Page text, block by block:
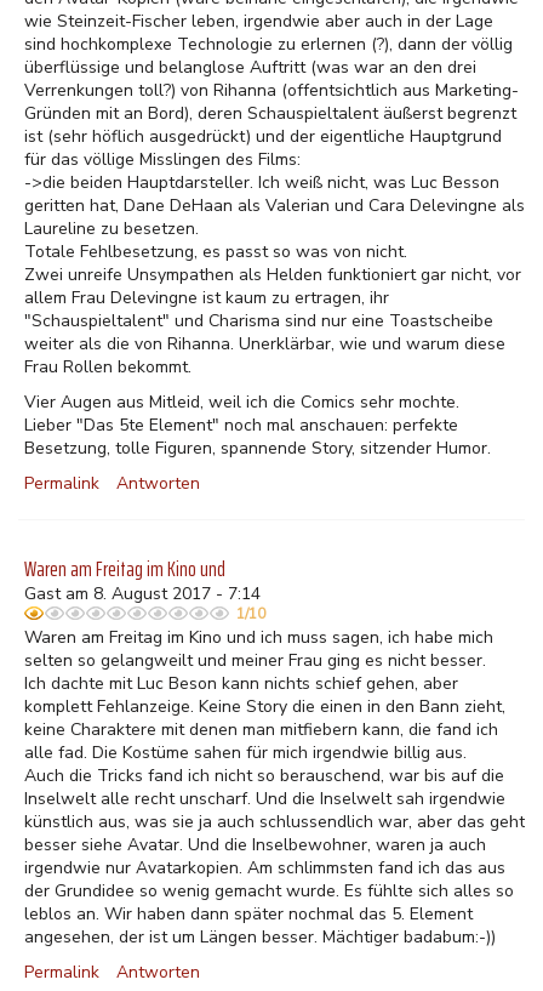
wie Steinzeit-Fischer leben, irgendwie aber auch in der Lage
sind hochkomplexe Technologie zu erlernen (?), dann der völlig
überflüssige und belanglose Auftritt (was war an den drei
Verrenkungen toll?) von Rihanna (offentsichtlich aus Marketing-
Gründen mit an Bord), deren Schauspieltalent äußerst begrenzt
ist (sehr höflich ausgedrückt) und der eigentliche Hauptgrund
für das völlige Misslingen des Films:
->die beiden Hauptdarsteller. Ich weiß nicht, was Luc Besson
geritten hat, Dane DeHaan als Valerian und Cara Delevingne als
Laureline zu besetzen.
Totale Fehlbesetzung, es passt so was von nicht.
Zwei unreife Unsympathen als Helden funktioniert gar nicht, vor
allem Frau Delevingne ist kaum zu ertragen, ihr
"Schauspieltalent" und Charisma sind nur eine Toastscheibe
weiter als die von Rihanna. Unerklärbar, wie und warum diese
Frau Rollen bekommt.
Vier Augen aus Mitleid, weil ich die Comics sehr mochte.
Lieber "Das 5te Element" noch mal anschauen: perfekte
Besetzung, tolle Figuren, spannende Story, sitzender Humor.
Permalink
Antworten
Waren am Freitag im Kino und
Gast am 8. August 2017 - 7:14
1/10
Waren am Freitag im Kino und ich muss sagen, ich habe mich
selten so gelangweilt und meiner Frau ging es nicht besser.
Ich dachte mit Luc Beson kann nichts schief gehen, aber
komplett Fehlanzeige. Keine Story die einen in den Bann zieht,
keine Charaktere mit denen man mitfiebern kann, die fand ich
alle fad. Die Kostüme sahen für mich irgendwie billig aus.
Auch die Tricks fand ich nicht so berauschend, war bis auf die
Inselwelt alle recht unscharf. Und die Inselwelt sah irgendwie
künstlich aus, was sie ja auch schlussendlich war, aber das geht
besser siehe Avatar. Und die Inselbewohner, waren ja auch
irgendwie nur Avatarkopien. Am schlimmsten fand ich das aus
der Grundidee so wenig gemacht wurde. Es fühlte sich alles so
leblos an. Wir haben dann später nochmal das 5. Element
angesehen, der ist um Längen besser. Mächtiger badabum:-))
Permalink
Antworten